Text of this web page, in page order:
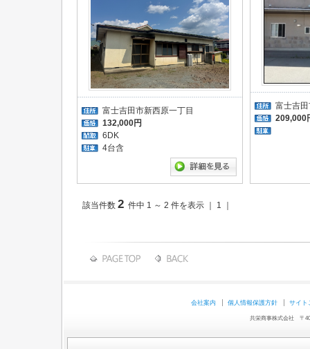
富士吉田市新西原一丁目
132,000円
6DK
4台含
富士吉
209,000
該当件数 2 件中 1 ～ 2 件を表示 ｜ 1 ｜
会社案内 個人情報保護方針 サイト
共栄商事株式会社 〒